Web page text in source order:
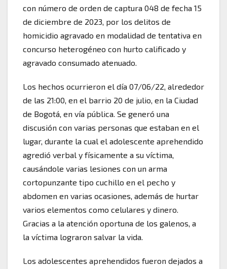
con número de orden de captura 048 de fecha 15
de diciembre de 2023, por los delitos de
homicidio agravado en modalidad de tentativa en
concurso heterogéneo con hurto calificado y
agravado consumado atenuado.
Los hechos ocurrieron el día 07/06/22, alrededor
de las 21:00, en el barrio 20 de julio, en la Ciudad
de Bogotá, en vía pública. Se generó una
discusión con varias personas que estaban en el
lugar, durante la cual el adolescente aprehendido
agredió verbal y físicamente a su víctima,
causándole varias lesiones con un arma
cortopunzante tipo cuchillo en el pecho y
abdomen en varias ocasiones, además de hurtar
varios elementos como celulares y dinero.
Gracias a la atención oportuna de los galenos, a
la víctima lograron salvar la vida.
Los adolescentes aprehendidos fueron dejados a